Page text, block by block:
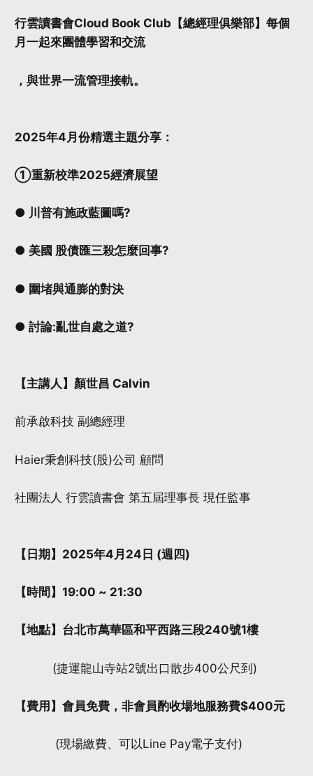
行雲讀書會Cloud Book Club【總經理俱樂部】每個
月一起來團體學習和交流
，與世界一流管理接軌。
2025年4月份精選主題分享：
①重新校準2025經濟展望
● 川普有施政藍圖嗎?
● 美國 股債匯三殺怎麼回事?
● 圍堵與通膨的對決
● 討論:亂世自處之道?
【主講人】顏世昌 Calvin
前承啟科技 副總經理
Haier秉創科技(股)公司 顧問
社團法人 行雲讀書會 第五屆理事長 現任監事
【日期】2025年4月24日 (週四)
【時間】19:00 ~ 21:30
【地點】台北市萬華區和平西路三段240號1樓
(捷運龍山寺站2號出口散步400公尺到)
【費用】會員免費，非會員酌收場地服務費$400元
(現場繳費、可以Line Pay電子支付)